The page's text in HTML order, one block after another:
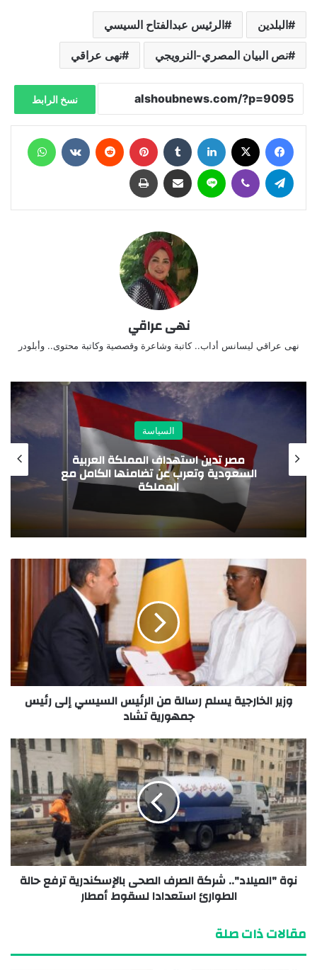
البلدين الرئيس عبدالفتاح السيسي
نص البيان المصري-النرويجي نهى عراقي
نسخ الرابط
نهى عراقي
نهى عراقي ليسانس أداب.. كاتبة وشاعرة وقصصية وكاتبة محتوى.. وأبلودر
السياسة
وزير الخارجية يؤكد لنظرائه في الكويت
والبحرين والأردن تضامن مصر مع الدول العربية
الشقيقة ضد الاعتداءات الإيرانية الأخير
وزير الخارجية يسلم رسالة من الرئيس السيسي إلى رئيس
جمهورية تشاد
نوة "الميلاد".. شركة الصرف الصحى بالإسكندرية ترفع حالة
الطوارئ استعدادا لسقوط أمطار
مقالات ذات صلة